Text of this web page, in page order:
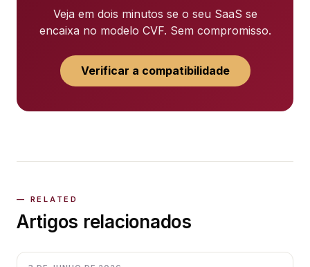
Veja em dois minutos se o seu SaaS se
encaixa no modelo CVF. Sem compromisso.
Verificar a compatibilidade
Artigos relacionados